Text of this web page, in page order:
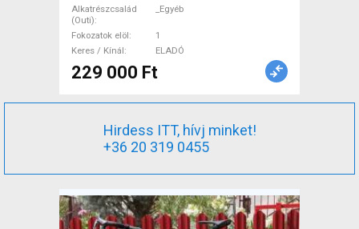
Alkatrészcsalád
(Outi)
_Egyéb
Fokozatok elöl
1
Keres / Kínál
ELADÓ
229 000 Ft
Hirdess ITT, hívj minket!
+36 20 319 0455